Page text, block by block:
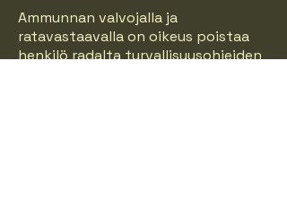
Ammunnan valvojalla ja
ratavastaavalla on oikeus poistaa
henkilö radalta turvallisuusohjeiden